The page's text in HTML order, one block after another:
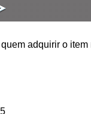
adquirir o item